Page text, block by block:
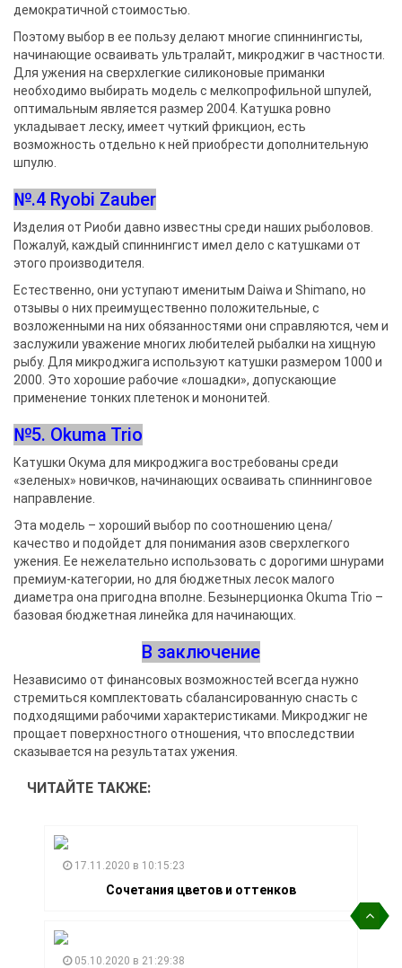
демократичной стоимостью.
Поэтому выбор в ее пользу делают многие спиннингисты,
начинающие осваивать ультралайт, микроджиг в частности.
Для ужения на сверхлегкие силиконовые приманки
необходимо выбирать модель с мелкопрофильной шпулей,
оптимальным является размер 2004. Катушка ровно
укладывает леску, имеет чуткий фрикцион, есть
возможность отдельно к ней приобрести дополнительную
шпулю.
№.4 Ryobi Zauber
Изделия от Риоби давно известны среди наших рыболовов.
Пожалуй, каждый спиннингист имел дело с катушками от
этого производителя.
Естественно, они уступают именитым Daiwa и Shimano, но
отзывы о них преимущественно положительные, с
возложенными на них обязанностями они справляются, чем и
заслужили уважение многих любителей рыбалки на хищную
рыбу. Для микроджига используют катушки размером 1000 и
2000. Это хорошие рабочие «лошадки», допускающие
применение тонких плетенок и мононитей.
№5. Okuma Trio
Катушки Окума для микроджига востребованы среди
«зеленых» новичков, начинающих осваивать спиннинговое
направление.
Эта модель – хороший выбор по соотношению цена/
качество и подойдет для понимания азов сверхлегкого
ужения. Ее нежелательно использовать с дорогими шнурами
премиум-категории, но для бюджетных лесок малого
диаметра она пригодна вполне. Безынерционка Okuma Trio –
базовая бюджетная линейка для начинающих.
В заключение
Независимо от финансовых возможностей всегда нужно
стремиться комплектовать сбалансированную снасть с
подходящими рабочими характеристиками. Микроджиг не
прощает поверхностного отношения, что впоследствии
сказывается на результатах ужения.
ЧИТАЙТЕ ТАКЖЕ:
17.11.2020 в 10:15:23
Сочетания цветов и оттенков
05.10.2020 в 21:29:38